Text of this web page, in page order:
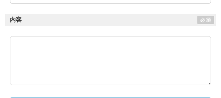
內容